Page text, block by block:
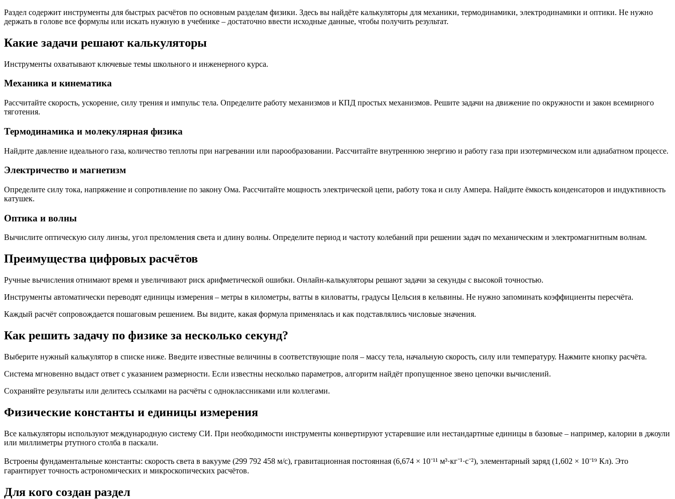
Раздел содержит инструменты для быстрых расчётов по основным разделам физики. Здесь вы найдёте калькуляторы для механики, термодинамики, электродинамики и оптики. Не нужно
держать в голове все формулы или искать нужную в учебнике – достаточно ввести исходные данные, чтобы получить результат.
Какие задачи решают калькуляторы
Инструменты охватывают ключевые темы школьного и инженерного курса.
Механика и кинематика
Рассчитайте скорость, ускорение, силу трения и импульс тела. Определите работу механизмов и КПД простых механизмов. Решите задачи на движение по окружности и закон всемирного
тяготения.
Термодинамика и молекулярная физика
Найдите давление идеального газа, количество теплоты при нагревании или парообразовании. Рассчитайте внутреннюю энергию и работу газа при изотермическом или адиабатном процессе.
Электричество и магнетизм
Определите силу тока, напряжение и сопротивление по закону Ома. Рассчитайте мощность электрической цепи, работу тока и силу Ампера. Найдите ёмкость конденсаторов и индуктивность
катушек.
Оптика и волны
Вычислите оптическую силу линзы, угол преломления света и длину волны. Определите период и частоту колебаний при решении задач по механическим и электромагнитным волнам.
Преимущества цифровых расчётов
Ручные вычисления отнимают время и увеличивают риск арифметической ошибки. Онлайн-калькуляторы решают задачи за секунды с высокой точностью.
Инструменты автоматически переводят единицы измерения – метры в километры, ватты в киловатты, градусы Цельсия в кельвины. Не нужно запоминать коэффициенты пересчёта.
Каждый расчёт сопровождается пошаговым решением. Вы видите, какая формула применялась и как подставлялись числовые значения.
Как решить задачу по физике за несколько секунд?
Выберите нужный калькулятор в списке ниже. Введите известные величины в соответствующие поля – массу тела, начальную скорость, силу или температуру. Нажмите кнопку расчёта.
Система мгновенно выдаст ответ с указанием размерности. Если известны несколько параметров, алгоритм найдёт пропущенное звено цепочки вычислений.
Сохраняйте результаты или делитесь ссылками на расчёты с одноклассниками или коллегами.
Физические константы и единицы измерения
Все калькуляторы используют международную систему СИ. При необходимости инструменты конвертируют устаревшие или нестандартные единицы в базовые – например, калории в джоули
или миллиметры ртутного столба в паскали.
Встроены фундаментальные константы: скорость света в вакууме (299 792 458 м/с), гравитационная постоянная (6,674 × 10⁻¹¹ м³·кг⁻¹·с⁻²), элементарный заряд (1,602 × 10⁻¹⁹ Кл). Это
гарантирует точность астрономических и микроскопических расчётов.
Для кого создан раздел